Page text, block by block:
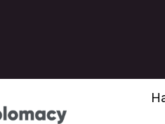
проте поточна
маршруту
незначною часткою від
та стратегічною ланкою для
вузлами коридору.